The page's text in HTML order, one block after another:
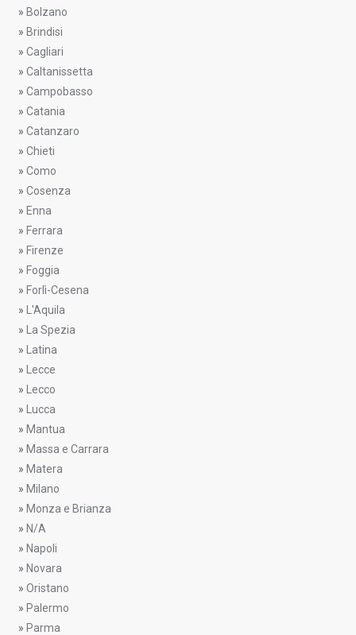
» Bolzano
» Brindisi
» Cagliari
» Caltanissetta
» Campobasso
» Catania
» Catanzaro
» Chieti
» Como
» Cosenza
» Enna
» Ferrara
» Firenze
» Foggia
» Forlì-Cesena
»
L'Aquila
»
La Spezia
»
Latina
»
Lecce
»
Lecco
»
Lucca
» Mantua
» Massa e Carrara
» Matera
» Milano
» Monza e Brianza
» N/A
» Napoli
» Novara
» Oristano
» Palermo
» Parma